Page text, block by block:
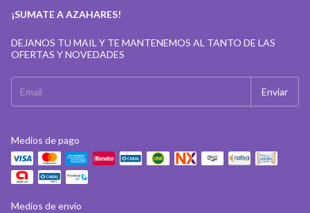
¡SUMATE A AZAHARES!
DEJANOS TU MAIL Y TE MANTENEMOS AL TANTO DE LAS
OFERTAS Y NOVEDADES
Medios de pago
Medios de envío